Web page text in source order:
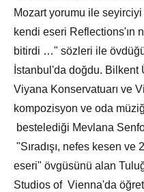
Mozart yorumu ile
kendi eseri Reflections'ın
bitirdi …" sözleri ile övdüğü
İstanbul'da doğdu. Bilkent
Viyana Konservatuarı ve
kompozisyon ve oda
bestelediği Mevlana
"Sıradışı, nefes kesen ve
eseri" övgüsünü alan
Studios of Vienna'da